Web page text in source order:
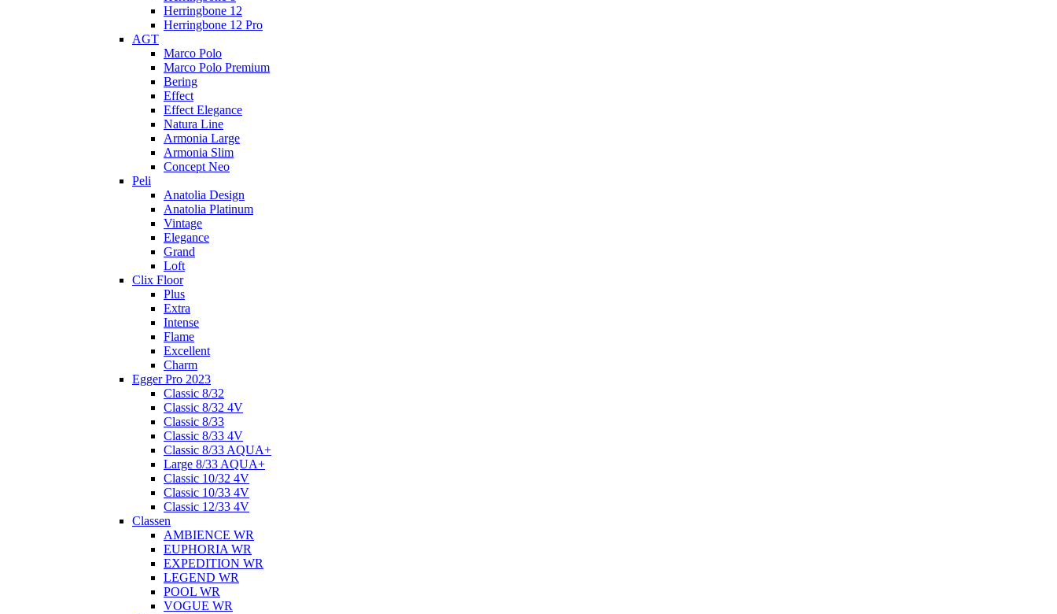
Herringbone 12
Herringbone 12 Pro
AGT
Marco Polo
Marco Polo Premium
Bering
Effect
Effect Elegance
Natura Line
Armonia Large
Armonia Slim
Concept Neo
Peli
Anatolia Design
Anatolia Platinum
Vintage
Elegance
Grand
Loft
Clix Floor
Plus
Extra
Intense
Flame
Excellent
Charm
Egger Pro 2023
Classic 8/32
Classic 8/32 4V
Classic 8/33
Classic 8/33 4V
Classic 8/33 AQUA+
Large 8/33 AQUA+
Classic 10/32 4V
Classic 10/33 4V
Classic 12/33 4V
Classen
AMBIENCE WR
EUPHORIA WR
EXPEDITION WR
LEGEND WR
POOL WR
VOGUE WR